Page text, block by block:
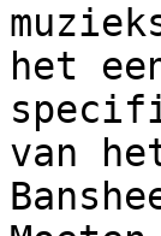
het
van